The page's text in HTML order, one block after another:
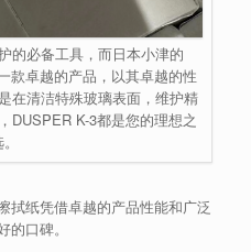
的必备工具，而日本小津的
款卓越的产品，以其卓越的性
在清洁特殊玻璃表面，维护精
DUSPER K-3都是您的理想之
拭纸凭借卓越的产品性能和广泛
口碑。